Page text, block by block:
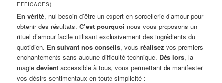
EFFICACES)
En vérité, nul besoin d’être un expert en sorcellerie d’amour pour
obtenir des résultats.C’est pourquoi nous vous proposons un
rituel d’amour facile utilisant exclusivement des ingrédients du
quotidien. En suivant nos conseils, vousréalisez vos premiers
enchantements sans aucune difficulté technique. Dès lors, la
magiedevient accessible à tous, vous permettant de manifester
vos désirs sentimentaux en toute simplicité :